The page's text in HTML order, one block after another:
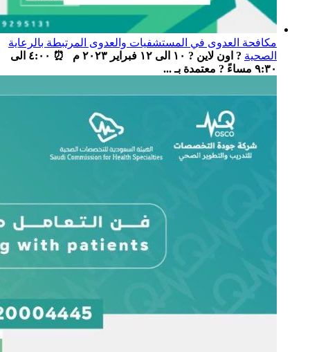
مكافحة العدوى في المستشفيات والعدوى المرتبطة بالرعاية
الصحية
? اون لاين ? ١٠ الى ١٢ فبراير ٢٠٢٣ م ⏰ ٤:٠٠ الى
٩:٣٠ مساءً ? معتمدة بـ ...